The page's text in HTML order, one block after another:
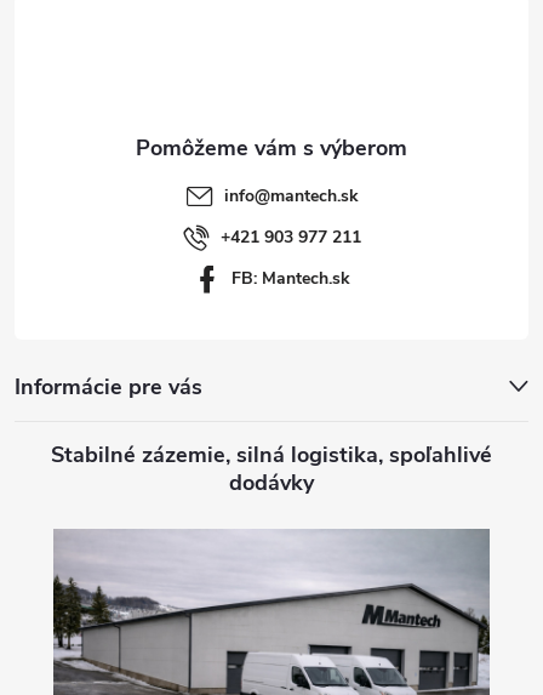
info@mantech.sk
+421 903 977 211
FB: Mantech.sk
Informácie pre vás
Stabilné zázemie, silná logistika, spoľahlivé
dodávky